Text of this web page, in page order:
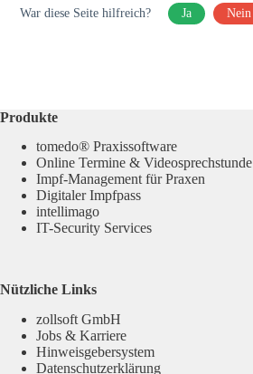
War diese Seite hilfreich? Ja Nein
Produkte
tomedo® Praxissoftware
Online Termine & Videosprechstunde
Impf-Management für Praxen
Digitaler Impfpass
intellimago
IT-Security Services
Nützliche Links
zollsoft GmbH
Jobs & Karriere
Hinweisgebersystem
Datenschutzerklärung